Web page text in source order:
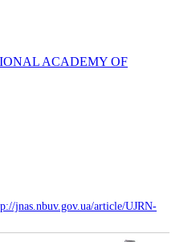
ACADEMY OF
jnas.nbuv.gov.ua/article/UJRN-